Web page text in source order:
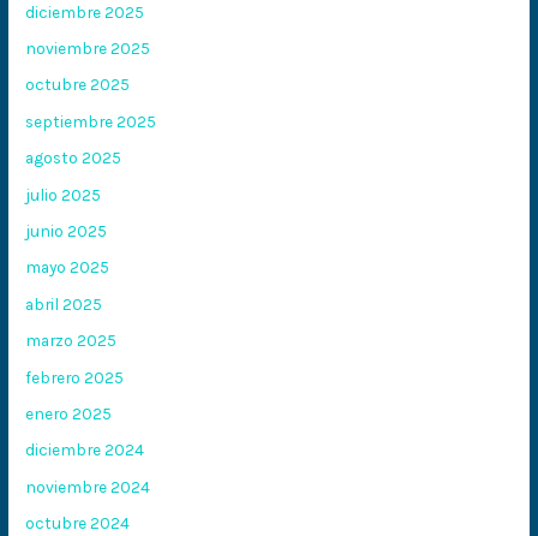
diciembre 2025
noviembre 2025
octubre 2025
septiembre 2025
agosto 2025
julio 2025
junio 2025
mayo 2025
abril 2025
marzo 2025
febrero 2025
enero 2025
diciembre 2024
noviembre 2024
octubre 2024